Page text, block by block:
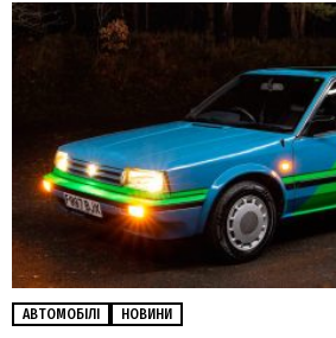
АВТОМОБІЛІ НОВИНИ